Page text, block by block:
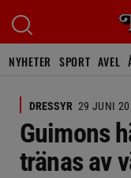
NYHETER SPORT AVEL
DRESSYR 29 JUNI
Guimons
tränas av